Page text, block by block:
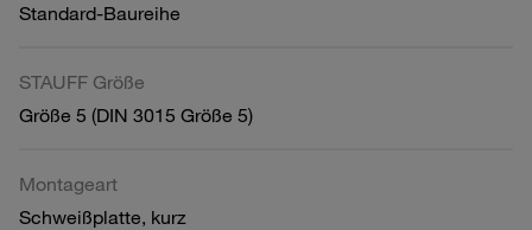
Standard-Baureihe
STAUFF Größe
Größe 5 (DIN 3015 Größe 5)
Montageart
Schweißplatte, kurz